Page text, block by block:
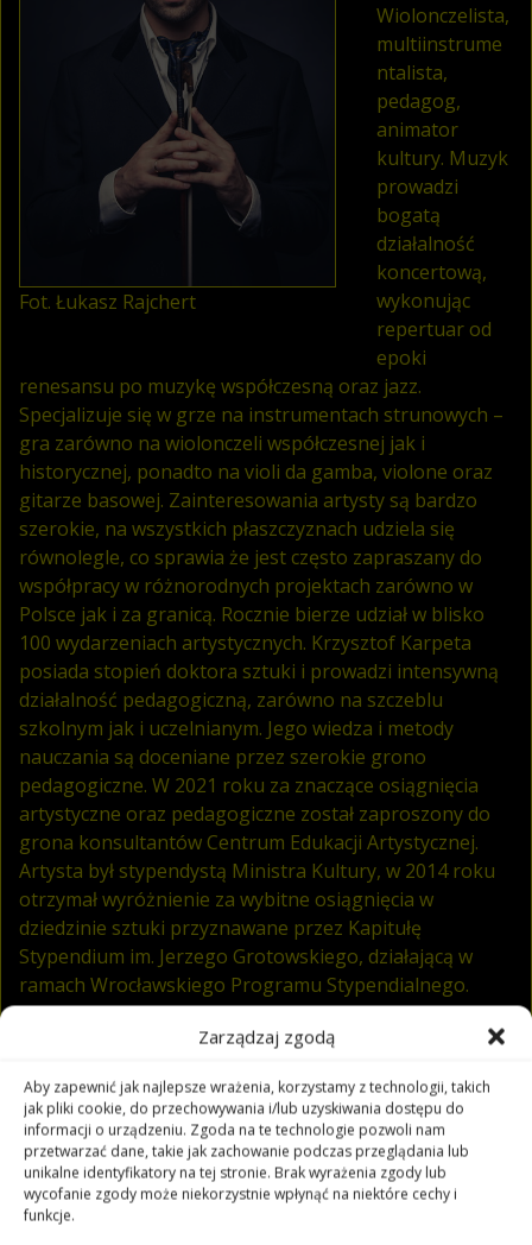
Zarządzaj zgodą
Aby zapewnić jak najlepsze wrażenia, korzystamy z technologii, takich
jak pliki cookie, do przechowywania i/lub uzyskiwania dostępu do
informacji o urządzeniu. Zgoda na te technologie pozwoli nam
przetwarzać dane, takie jak zachowanie podczas przeglądania lub
unikalne identyfikatory na tej stronie. Brak wyrażenia zgody lub
wycofanie zgody może niekorzystnie wpłynąć na niektóre cechy i
funkcje.
Fot. Łukasz Rajchert
Wiolonczelista,
multiinstrume
ntalista,
pedagog,
animator
kultury. Muzyk
prowadzi
bogatą
działalność
koncertową,
wykonując
repertuar od
epoki
renesansu po muzykę współczesną oraz jazz.
Specjalizuje się w grze na instrumentach strunowych –
gra zarówno na wiolonczeli współczesnej jak i
historycznej, ponadto na violi da gamba, violone oraz
gitarze basowej. Zainteresowania artysty są bardzo
szerokie, na wszystkich płaszczyznach udziela się
równolegle, co sprawia że jest często zapraszany do
współpracy w różnorodnych projektach zarówno w
Polsce jak i za granicą. Rocznie bierze udział w blisko
100 wydarzeniach artystycznych. Krzysztof Karpeta
posiada stopień doktora sztuki i prowadzi intensywną
działalność pedagogiczną, zarówno na szczeblu
szkolnym jak i uczelnianym. Jego wiedza i metody
nauczania są doceniane przez szerokie grono
pedagogiczne. W 2021 roku za znaczące osiągnięcia
artystyczne oraz pedagogiczne został zaproszony do
grona konsultantów Centrum Edukacji Artystycznej.
Artysta był stypendystą Ministra Kultury, w 2014 roku
otrzymał wyróżnienie za wybitne osiągnięcia w
dziedzinie sztuki przyznawane przez Kapitułę
Stypendium im. Jerzego Grotowskiego, działającą w
ramach Wrocławskiego Programu Stypendialnego.
Główną dziedziną jego działalności artystycznej jest
umiłowana przez niego muzyka kameralna. W 2008
roku wspólnie z pianistą Michałem Rotem założył Reger
Duo. W 2018 roku ukazała się płyta z utworami Victorii
Yagling, nagranie to stanowi światową premierę tych
kompozycji. Artysta jest również współzałożycielem
zespołu Polish Cello Quartet, który podczas swoich